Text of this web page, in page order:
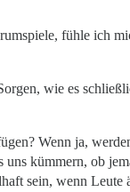
fühle ich
wie es
Wenn ja,
kümmern, ob
sein, wenn